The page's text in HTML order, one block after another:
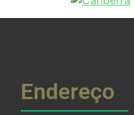
Endereço